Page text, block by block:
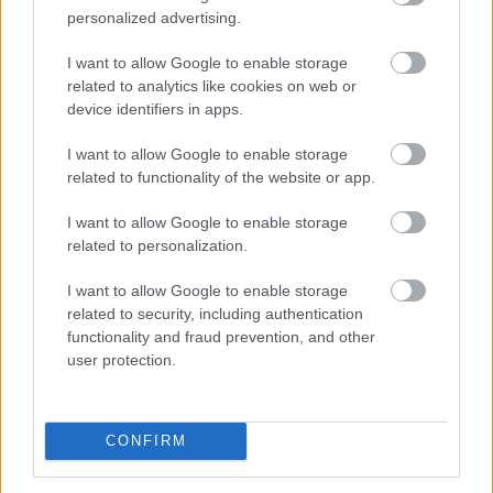
personalized advertising.
I want to allow Google to enable storage
related to analytics like cookies on web or
device identifiers in apps.
I want to allow Google to enable storage
related to functionality of the website or app.
I want to allow Google to enable storage
related to personalization.
I want to allow Google to enable storage
related to security, including authentication
functionality and fraud prevention, and other
user protection.
CONFIRM
Megosztás:
félidő végén